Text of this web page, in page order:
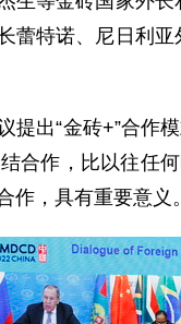
蕾特诺、尼日利
提出“金砖+”合作
合作，比以往任
作，具有重要意义。